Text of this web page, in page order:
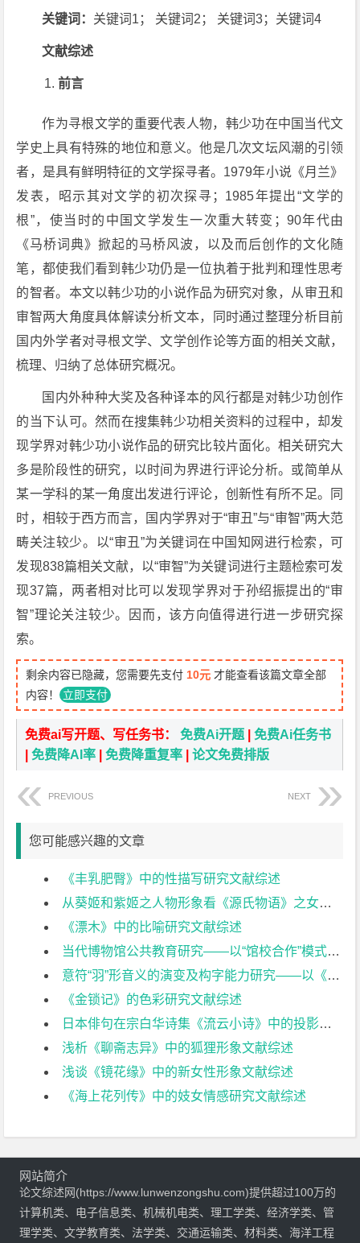
关键词： 关键词1； 关键词2； 关键词3；关键词4
文献综述
前言
作为寻根文学的重要代表人物，韩少功在中国当代文
学史上具有特殊的地位和意义。他是几次文坛风潮的引领
者，是具有鲜明特征的文学探寻者。1979年小说《月兰》
发表，昭示其对文学的初次探寻；1985年提出“文学的
根”，使当时的中国文学发生一次重大转变；90年代由
《马桥词典》掀起的马桥风波，以及而后创作的文化随
笔，都使我们看到韩少功仍是一位执着于批判和理性思考
的智者。本文以韩少功的小说作品为研究对象，从审丑和
审智两大角度具体解读分析文本，同时通过整理分析目前
国内外学者对寻根文学、文学创作论等方面的相关文献，
梳理、归纳了总体研究概况。
国内外种种大奖及各种译本的风行都是对韩少功创作
的当下认可。然而在搜集韩少功相关资料的过程中，却发
现学界对韩少功小说作品的研究比较片面化。相关研究大
多是阶段性的研究，以时间为界进行评论分析。或简单从
某一学科的某一角度出发进行评论，创新性有所不足。同
时，相较于西方而言，国内学界对于“审丑”与“审智”两大范
畴关注较少。以“审丑”为关键词在中国知网进行检索，可
发现838篇相关文献，以“审智”为关键词进行主题检索可发
现37篇，两者相对比可以发现学界对于孙绍振提出的“审
智”理论关注较少。因而，该方向值得进行进一步研究探
索。
剩余内容已隐藏，您需要先支付 10元 才能查看该篇文章全部
内容！ 立即支付
免费ai写开题、写任务书：免费Ai开题 |免费Ai任务书
|免费降AI率 |免费降重复率 |论文免费排版
PREVIOUS NEXT
您可能感兴趣的文章
《丰乳肥臀》中的性描写研究文献综述
从葵姬和紫姬之人物形象看《源氏物语》之女性观文献综述
《漂木》中的比喻研究文献综述
当代博物馆公共教育研究——以“馆校合作”模式为例文献综述
意符“羽”形音义的演变及构字能力研究——以《汉语大字典》为考察对象文献综述
《金锁记》的色彩研究文献综述
日本俳句在宗白华诗集《流云小诗》中的投影文献综述
浅析《聊斋志异》中的狐狸形象文献综述
浅谈《镜花缘》中的新女性形象文献综述
《海上花列传》中的妓女情感研究文献综述
网站简介
论文综述网(https://www.lunwenzongshu.com)提供超过100万的
计算机类、电子信息类、机械机电类、理工学类、经济学类、管
理学类、文学教育类、法学类、交通运输类、材料类、海洋工程